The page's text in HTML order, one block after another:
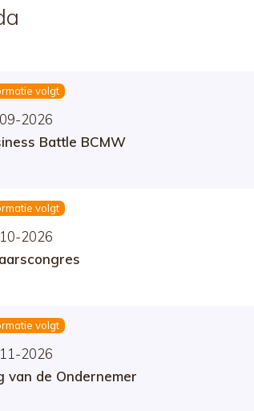
volgt
2026
Battle BCMW
volgt
2026
volgt
2026
van de Ondernemer